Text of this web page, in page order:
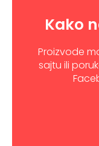
Kako
Proizvode
sajtu ili